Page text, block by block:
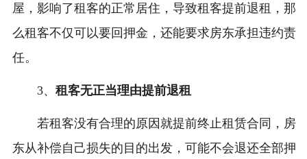
屋，影响了租客的正常居住，导致租客提前退租，那
么租客不仅可以要回押金，还能要求房东承担违约责
任。
3、 租客无正当理由提前退租
若租客没有合理的原因就提前终止租赁合同，房
东从补偿自己损失的目的出发，可能不会退还全部押